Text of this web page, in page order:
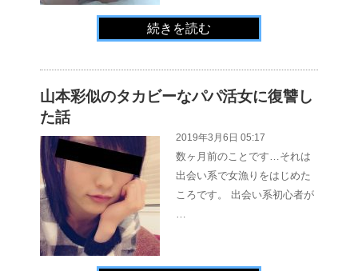
続きを読む
山本彩似のタカビーなパパ活女に復讐し
た話
2019年3月6日 05:17
数ヶ月前のことです…それは
出会い系で女漁りをはじめた
ころです。 出会い系初心者が